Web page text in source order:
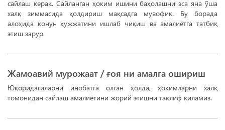
сайлаш керак. Сайланган ҳоким ишини баҳолашни эса яна ўша
халқ зиммасида қолдириш мақсадга мувофиқ. Бу борада
алоҳида қонун ҳужжатини ишлаб чиқиш ва амалиётга татбиқ
этиш зарур.
Жамоавий мурожаат / ғоя ни амалга ошириш
Юқоридагиларни инобатга олган ҳолда, ҳокимларни халқ
томонидан сайлаш амалиётини жорий этишни таклиф қиламиз.